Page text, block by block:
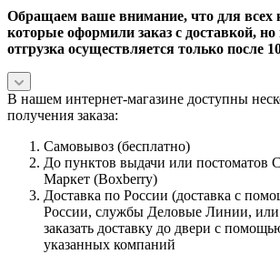
Обращаем ваше внимание, что для всех
которые оформили заказ с доставкой,
отгрузка осуществляется только после
В нашем интернет-магазине доступны
получения заказа:
Самовывоз (бесплатно)
До пунктов выдачи или постоматов
Маркет (Boxberry)
Доставка по России (доставка с
России, службы Деловые Линии,
заказать доставку до двери с
указанных компаний